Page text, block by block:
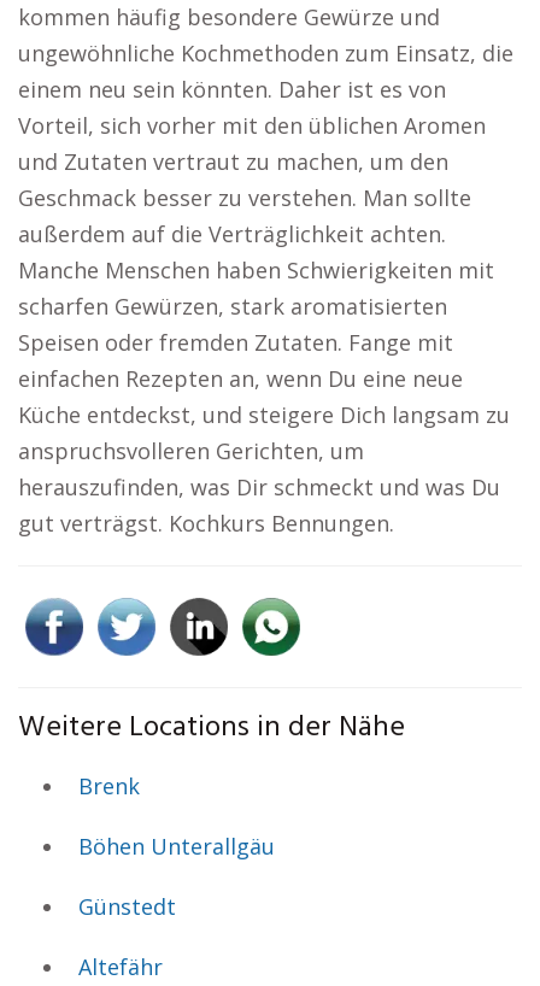
kommen häufig besondere Gewürze und
ungewöhnliche Kochmethoden zum Einsatz, die
einem neu sein könnten. Daher ist es von
Vorteil, sich vorher mit den üblichen Aromen
und Zutaten vertraut zu machen, um den
Geschmack besser zu verstehen. Man sollte
außerdem auf die Verträglichkeit achten.
Manche Menschen haben Schwierigkeiten mit
scharfen Gewürzen, stark aromatisierten
Speisen oder fremden Zutaten. Fange mit
einfachen Rezepten an, wenn Du eine neue
Küche entdeckst, und steigere Dich langsam zu
anspruchsvolleren Gerichten, um
herauszufinden, was Dir schmeckt und was Du
gut verträgst. Kochkurs Bennungen.
Weitere Locations in der Nähe
Brenk
Böhen Unterallgäu
Günstedt
Altefähr